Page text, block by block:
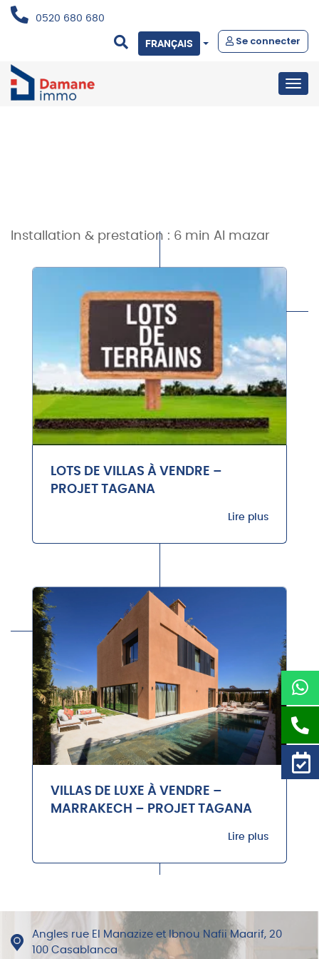
0520 680 680
Se connecter
FRANÇAIS
Installation & prestation : 6 min Al mazar
LOTS DE VILLAS À VENDRE –
PROJET TAGANA
Lire plus
VILLAS DE LUXE À VENDRE –
MARRAKECH – PROJET TAGANA
Lire plus
Angles rue El Manazize et Ibnou Nafii Maarif, 20
100 Casablanca